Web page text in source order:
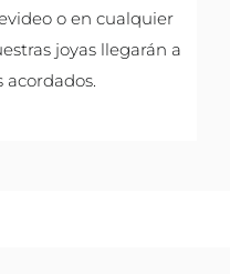
o en cualquier
joyas llegarán a